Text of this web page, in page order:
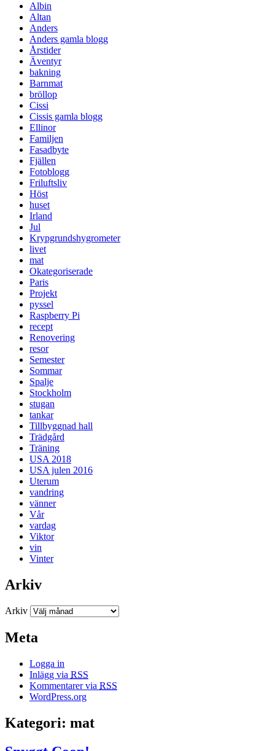
Albin
Altan
Anders
Anders gamla blogg
Årstider
Äventyr
bakning
Barnmat
bröllop
Cissi
Cissis gamla blogg
Ellinor
Familjen
Fasadbyte
Fjällen
Fotoblogg
Friluftsliv
Höst
huset
Irland
Jul
Krypgrundshygrometer
livet
mat
Okategoriserade
Paris
Projekt
pyssel
Raspberry Pi
recept
Renovering
resor
Semester
Sommar
Spalje
Stockholm
stugan
tankar
Tillbyggnad hall
Trädgård
Träning
USA 2018
USA julen 2016
Uterum
vandring
vänner
Vår
vardag
Viktor
vin
Vinter
Arkiv
Arkiv
Meta
Logga in
Inlägg via RSS
Kommentarer via RSS
WordPress.org
Kategori: mat